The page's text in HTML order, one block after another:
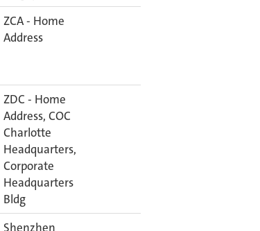
ZCA - Home
Address
ZDC - Home
Address, COC
Charlotte
Headquarters,
Corporate
Headquarters
Bldg
Shenzhen